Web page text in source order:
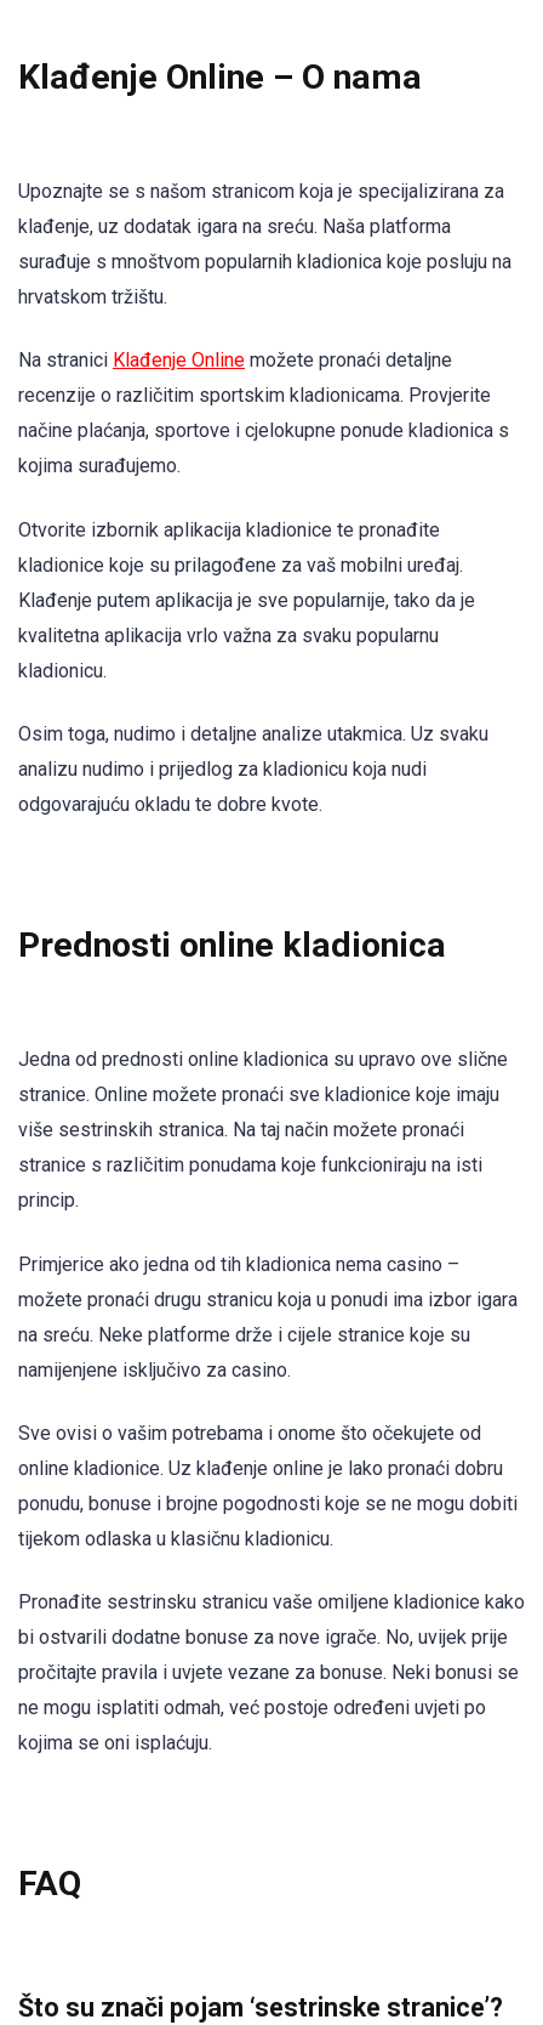
Klađenje Online – O nama
Upoznajte se s našom stranicom koja je specijalizirana za
klađenje, uz dodatak igara na sreću. Naša platforma
surađuje s mnoštvom popularnih kladionica koje posluju na
hrvatskom tržištu.
Na stranici Klađenje Online možete pronaći detaljne
recenzije o različitim sportskim kladionicama. Provjerite
načine plaćanja, sportove i cjelokupne ponude kladionica s
kojima surađujemo.
Otvorite izbornik aplikacija kladionice te pronađite
kladionice koje su prilagođene za vaš mobilni uređaj.
Klađenje putem aplikacija je sve popularnije, tako da je
kvalitetna aplikacija vrlo važna za svaku popularnu
kladionicu.
Osim toga, nudimo i detaljne analize utakmica. Uz svaku
analizu nudimo i prijedlog za kladionicu koja nudi
odgovarajuću okladu te dobre kvote.
Prednosti online kladionica
Jedna od prednosti online kladionica su upravo ove slične
stranice. Online možete pronaći sve kladionice koje imaju
više sestrinskih stranica. Na taj način možete pronaći
stranice s različitim ponudama koje funkcioniraju na isti
princip.
Primjerice ako jedna od tih kladionica nema casino –
možete pronaći drugu stranicu koja u ponudi ima izbor igara
na sreću. Neke platforme drže i cijele stranice koje su
namijenjene isključivo za casino.
Sve ovisi o vašim potrebama i onome što očekujete od
online kladionice. Uz klađenje online je lako pronaći dobru
ponudu, bonuse i brojne pogodnosti koje se ne mogu dobiti
tijekom odlaska u klasičnu kladionicu.
Pronađite sestrinsku stranicu vaše omiljene kladionice kako
bi ostvarili dodatne bonuse za nove igrače. No, uvijek prije
pročitajte pravila i uvjete vezane za bonuse. Neki bonusi se
ne mogu isplatiti odmah, već postoje određeni uvjeti po
kojima se oni isplaćuju.
FAQ
Što su znači pojam ‘sestrinske stranice’?